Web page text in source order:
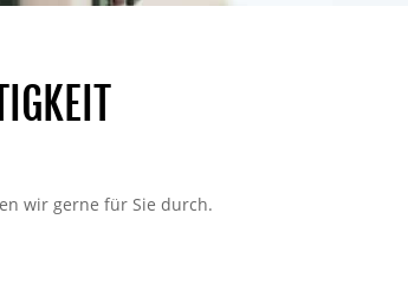
wir gerne für Sie durch.